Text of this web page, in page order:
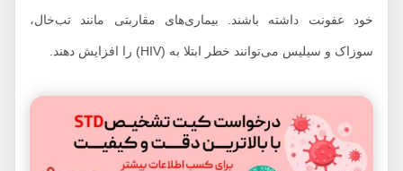
خود عفونت داشته باشند. بیماری‌های مقاربتی مانند تب‌خال،
سوزاک و سیلیس می‌توانند خطر ابتلا به (HIV) را افزایش دهند.